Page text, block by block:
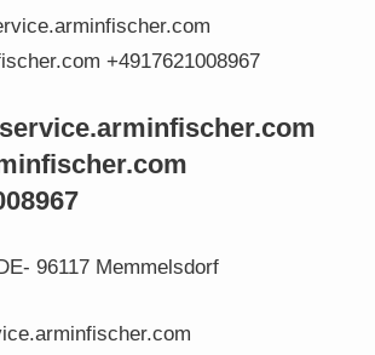
96117 Memmelsdorf